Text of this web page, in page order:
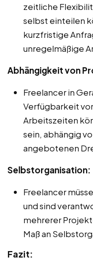
zeitliche
selbst einteilen
kurzfristige
unregelmäßige
Abhängigkeit von
Freelancer in
Verfügbarkeit
Arbeitszeiten
sein, abhängig
angebotenen
Selbstorganisation:
Freelancer
und sind
mehrerer
Maß an
Fazit: